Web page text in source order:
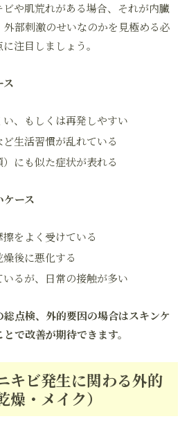
や肌荒れがある場合、それが内臓
部刺激のせいなのかを見極める必
注目しましょう。
ス
、もしくは再発しやすい
生活習慣が乱れている
にも似た症状が表れる
ケース
をよく受けている
後に悪化する
るが、日常の接触が多い
点検、外的要因の場合はスキンケ
で改善が期待できます。
キビ発生に関わる外的
・メイク）